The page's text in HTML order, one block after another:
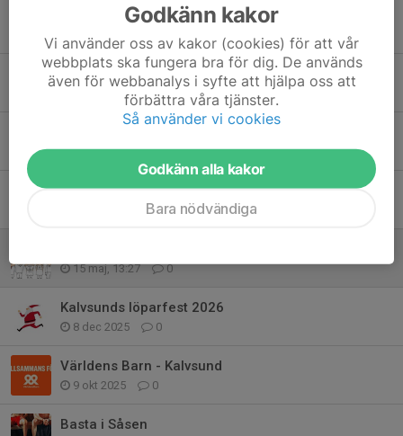
Några platser kvar till Sommarfesten i Såsen
22 jul, 10:02
Hålltider Kalvsundsdagarna 2026
10 jul, 14:01 0
28 maj, 15:21 0
Anmälan simskola 2026
5
15 maj, 13:27 0
Kalvsunds löparfest 2026
8 dec 2025 0
Världens Barn - Kalvsund
9 okt 2025 0
Basta i Såsen
Godkänn kakor
Vi använder oss av kakor (cookies) för att vår
webbplats ska fungera bra för dig. De används
även för webbanalys i syfte att hjälpa oss att
förbättra våra tjänster.
Så använder vi cookies
Godkänn alla kakor
Bara nödvändiga